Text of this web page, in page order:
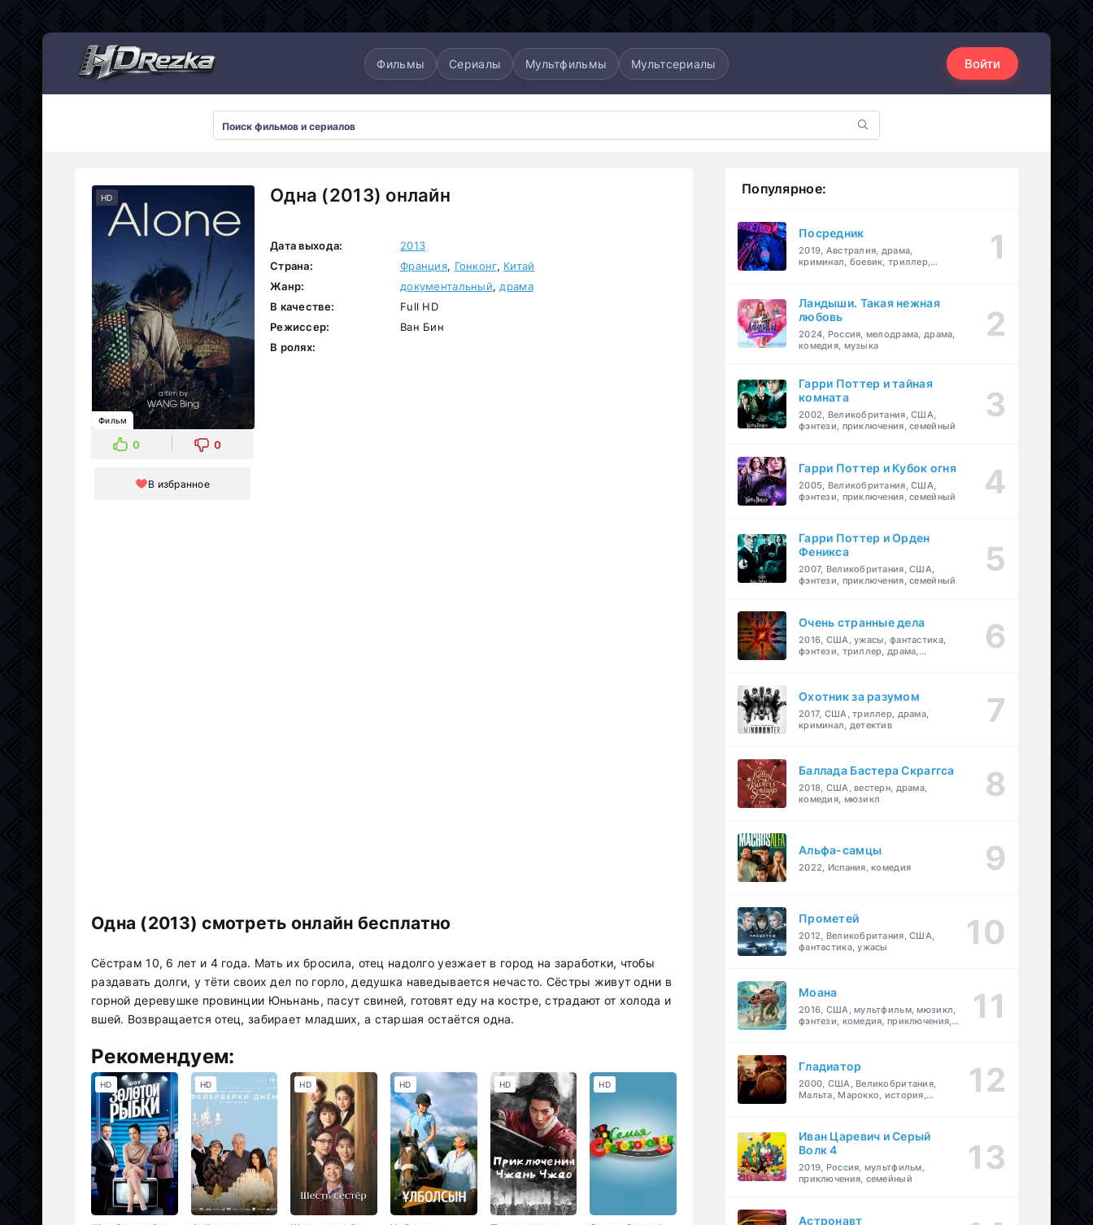
Фильмы Сериалы Мультфильмы Мультсериалы Войти
Одна (2013) онлайн
HD
Фильм
0 0
В избранное
Дата выхода:
2013
Страна:
Франция, Гонконг, Китай
Жанр:
документальный, драма
В качестве:
Full HD
Режиссер:
Ван Бин
В ролях:
Одна (2013) смотреть онлайн бесплатно
Сёстрам 10, 6 лет и 4 года. Мать их бросила, отец надолго уезжает в город на заработки, чтобы
раздавать долги, у тёти своих дел по горло, дедушка наведывается нечасто. Сёстры живут одни в
горной деревушке провинции Юньнань, пасут свиней, готовят еду на костре, страдают от холода и
вшей. Возвращается отец, забирает младших, а старшая остаётся одна.
Рекомендуем:
HD HD HD HD HD HD
Популярное:
Посредник
2019, Австралия, драма,
криминал, боевик, триллер,
Ландыши. Такая нежная
любовь
2024, Россия, мелодрама, драма,
комедия, музыка
Гарри Поттер и тайная
комната
2002, Великобритания, США,
фэнтези, приключения, семейный
Гарри Поттер и Кубок огня
2005, Великобритания, США,
фэнтези, приключения, семейный
Гарри Поттер и Орден
Феникса
2007, Великобритания, США,
фэнтези, приключения, семейный
Очень странные дела
2016, США, ужасы, фантастика,
фэнтези, триллер, драма,
Охотник за разумом
2017, США, триллер, драма,
криминал, детектив
Баллада Бастера Скраггса
2018, США, вестерн, драма,
комедия, мюзикл
Альфа-самцы
2022, Испания, комедия
Прометей
2012, Великобритания, США,
фантастика, ужасы
Моана
2016, США, мультфильм, мюзикл,
фэнтези, комедия, приключения,
Гладиатор
2000, США, Великобритания,
Мальта, Марокко, история,
Иван Царевич и Серый
Волк 4
2019, Россия, мультфильм,
приключения, семейный
Астронавт
Мультсериалы